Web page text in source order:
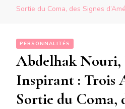
Sortie du Coma, des Signes
PERSONNALITÉS
Abdelhak Nouri,
Inspirant : Trois
Sortie du Coma,